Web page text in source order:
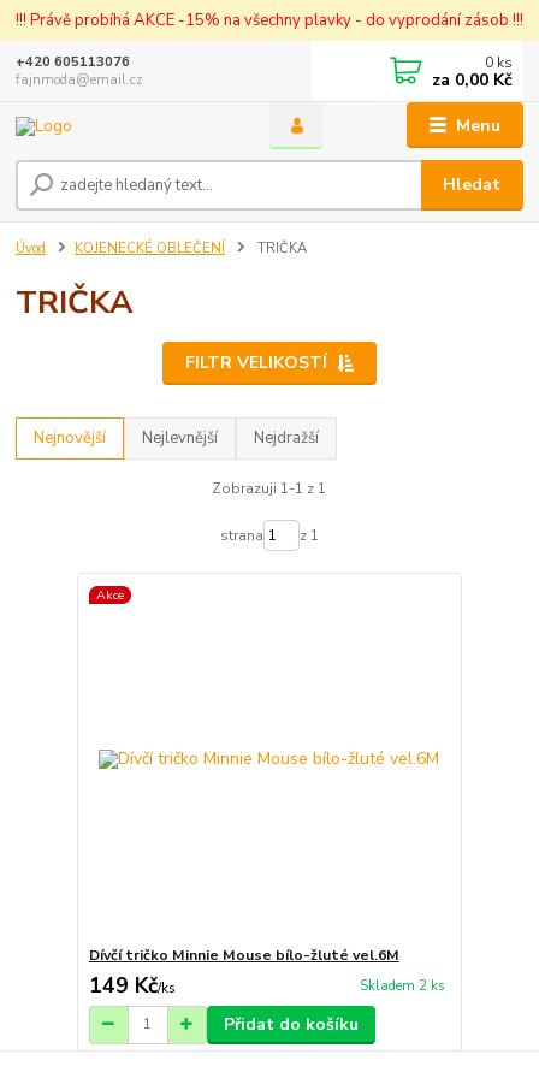
!!! Právě probíhá AKCE -15% na všechny plavky - do vyprodání zásob !!!
Menu
Hledat
+420 605113076
fajnmoda@email.cz
0 ks
za 0,00 Kč
Úvod KOJENECKÉ OBLEČENÍ TRIČKA
TRIČKA
FILTR VELIKOSTÍ
Nejnovější Nejlevnější Nejdražší
Zobrazuji 1-1 z 1
strana z 1
Akce
Dívčí tričko Minnie Mouse bílo-žluté vel.6M
149 Kč/ks Skladem 2 ks
Přidat do košíku